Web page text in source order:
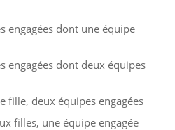
engagées dont une équipe
engagées dont deux équipes
fille, deux équipes engagées
filles, une équipe engagée